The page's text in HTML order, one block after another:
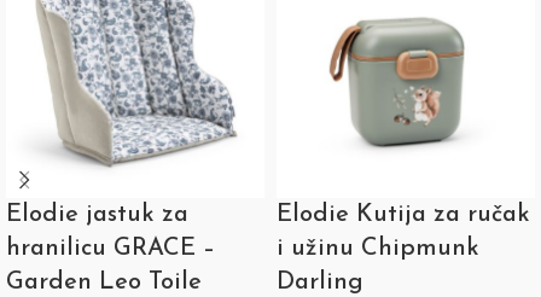
Elodie jastuk za
hranilicu GRACE –
Garden Leo Toile
Elodie Kutija za ručak
i užinu Chipmunk
Darling